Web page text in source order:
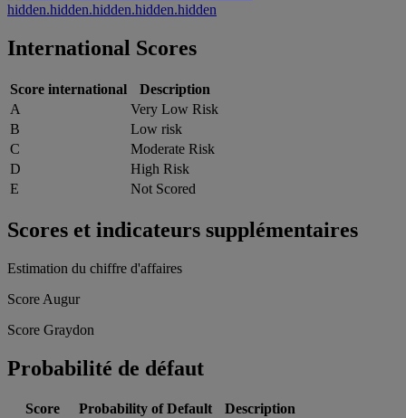
hidden.hidden.hidden.hidden.hidden
International Scores
Score international
Description
A
Very Low Risk
B
Low risk
C
Moderate Risk
D
High Risk
E
Not Scored
Scores et indicateurs supplémentaires
Estimation du chiffre d'affaires
Score Augur
Score Graydon
Probabilité de défaut
Score Probability of Default
Description